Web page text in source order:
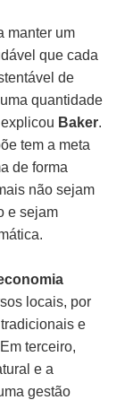
manter um
que cada
de
quantidade
Baker.
tem a meta
de forma
não sejam
e sejam
locais, por
e
terceiro,
e a
gestão